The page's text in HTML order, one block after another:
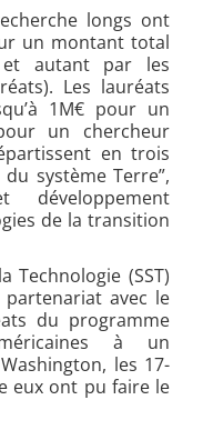
longs ont
un montant total
et autant par les
Les lauréats
1M€ pour un
un chercheur
en trois
système Terre”,
développement
de la transition
Technologie (SST)
partenariat avec le
du programme
à un
les 17-
eux ont pu faire le